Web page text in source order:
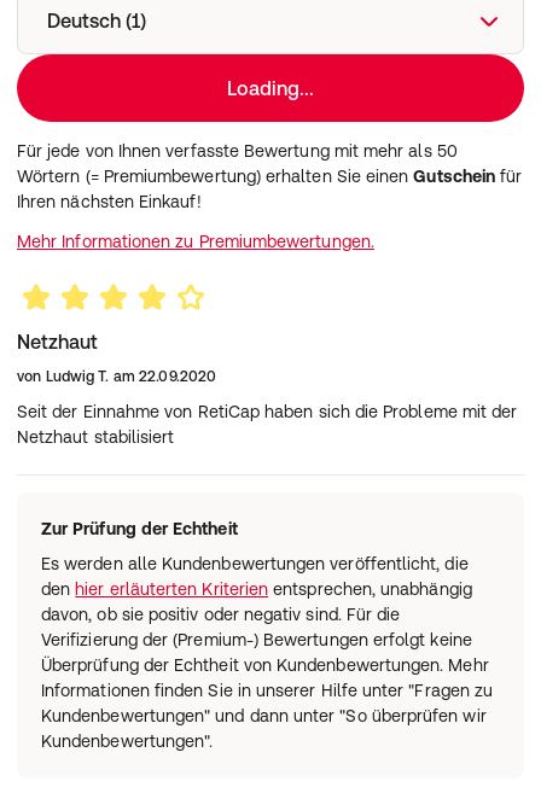
ebiga-VISION GmbH
Deutsch (1)
Loading...
Für jede von Ihnen verfasste Bewertung mit mehr als 50
Wörtern (= Premiumbewertung) erhalten Sie einenGutschein für
Ihren nächsten Einkauf!
Mehr Informationen zu Premiumbewertungen.
Netzhaut
von Ludwig T. am 22.09.2020
Seit der Einnahme von RetiCap haben sich die Probleme mit der
Netzhaut stabilisiert
Zur Prüfung der Echtheit
Es werden alle Kundenbewertungen veröffentlicht, die
den hier erläuterten Kriterien entsprechen, unabhängig
davon, ob sie positiv oder negativ sind. Für die
Verifizierung der (Premium-) Bewertungen erfolgt keine
Überprüfung der Echtheit von Kundenbewertungen. Mehr
Informationen finden Sie in unserer Hilfe unter "Fragen zu
Kundenbewertungen" und dann unter "So überprüfen wir
Kundenbewertungen".